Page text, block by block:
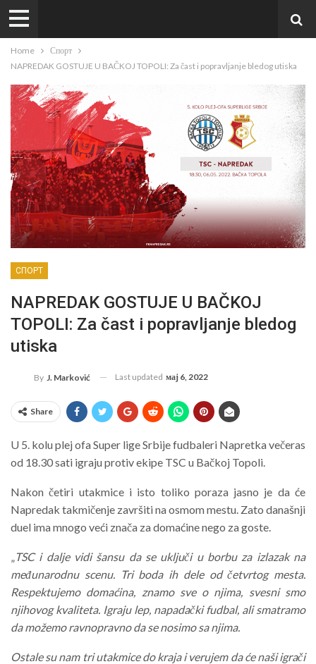
Home
Спорт
NAPREDAK GOSTUJE U BAČKOJ TOPOLI: Za čast i popravljanje bledog utiska
СПОРТ
NAPREDAK GOSTUJE U BAČKOJ
TOPOLI: Za čast i popravljanje bledog
utiska
By J. Marković Last updated мај 6, 2022
Share
U 5. kolu plej ofa Super lige Srbije fudbaleri Napretka večeras
od 18.30 sati igraju protiv ekipe TSC u Bačkoj Topoli.
Nakon četiri utakmice i isto toliko poraza jasno je da će
Napredak takmičenje završiti na osmom mestu. Zato današnji
duel ima mnogo veći znača za domaćine nego za goste.
„TSC i dalje vidi šansu da se uključi u borbu za izlazak na
međunarodnu scenu. Tri boda ih dele od četvrtog mesta.
Respektujemo domaćina, znamo sve o njima, svesni smo
njihovog kvaliteta. Igraju lep, napadački fudbal, ali smatramo
da možemo ravnopravno da se nosimo sa njima.
Ostale su nam tri utakmice do kraja i verujem da će naši igrači